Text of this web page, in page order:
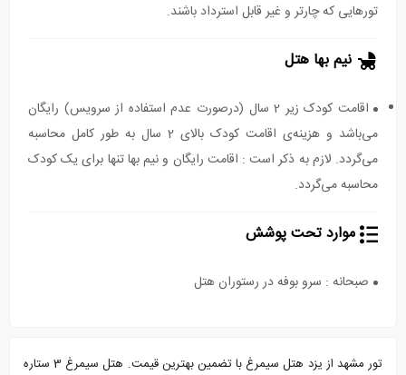
تورهایی که چارتر و غیر قابل استرداد باشند.
نیم بها هتل
اقامت کودک زیر 2 سال (درصورت عدم استفاده از سرویس) رایگان
می‌باشد و هزینه‌ی اقامت کودک بالای 2 سال به طور کامل محاسبه
می‌گردد. لازم به ذکر است : اقامت رایگان و نیم بها تنها برای یک کودک
محاسبه می‌گردد.
موارد تحت پوشش
صبحانه : سرو بوفه در رستوران هتل
تور مشهد از یزد هتل سیمرغ با تضمین بهترین قیمت. هتل سیمرغ 3 ستاره